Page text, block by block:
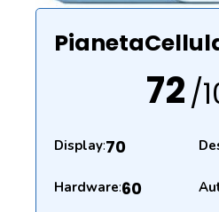
72/
Display:70
Hardware:60